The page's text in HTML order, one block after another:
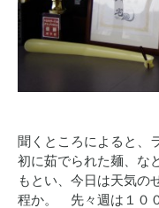
聞くところによると、
初に茹でられた麺、な
もとい、今日は天気の
程か。 先々週は１０